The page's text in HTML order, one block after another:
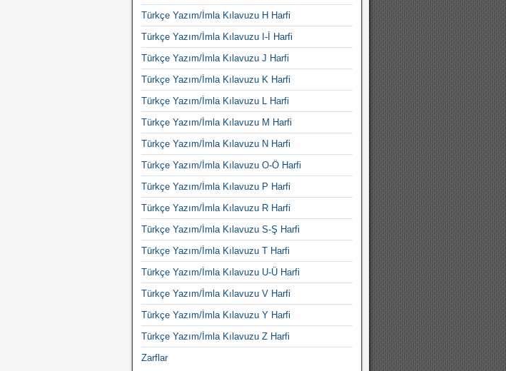
Türkçe Yazım/İmla Kılavuzu H Harfi
Türkçe Yazım/İmla Kılavuzu I-İ Harfi
Türkçe Yazım/İmla Kılavuzu J Harfi
Türkçe Yazım/İmla Kılavuzu K Harfi
Türkçe Yazım/İmla Kılavuzu L Harfi
Türkçe Yazım/İmla Kılavuzu M Harfi
Türkçe Yazım/İmla Kılavuzu N Harfi
Türkçe Yazım/İmla Kılavuzu O-Ö Harfi
Türkçe Yazım/İmla Kılavuzu P Harfi
Türkçe Yazım/İmla Kılavuzu R Harfi
Türkçe Yazım/İmla Kılavuzu S-Ş Harfi
Türkçe Yazım/İmla Kılavuzu T Harfi
Türkçe Yazım/İmla Kılavuzu U-Ü Harfi
Türkçe Yazım/İmla Kılavuzu V Harfi
Türkçe Yazım/İmla Kılavuzu Y Harfi
Türkçe Yazım/İmla Kılavuzu Z Harfi
Zarflar